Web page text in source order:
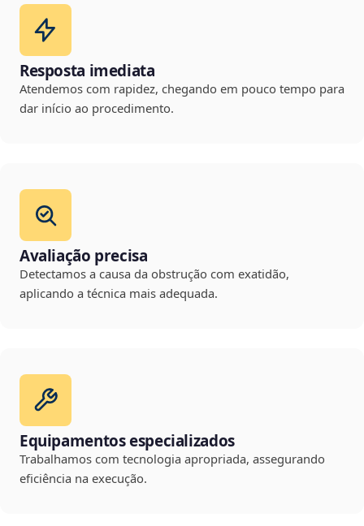
Resposta imediata
Atendemos com rapidez, chegando em pouco tempo para
dar início ao procedimento.
Avaliação precisa
Detectamos a causa da obstrução com exatidão,
aplicando a técnica mais adequada.
Equipamentos especializados
Trabalhamos com tecnologia apropriada, assegurando
eficiência na execução.